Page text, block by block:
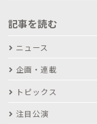
記事を読む
ニュース
企画・連載
トピックス
注目公演